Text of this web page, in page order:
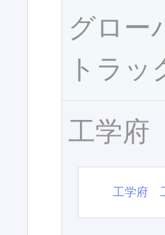
グロー
トラッ
工学府
工学府